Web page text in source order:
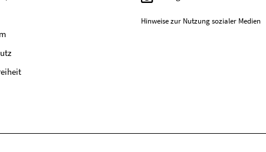
Hinweise zur Nutzung sozialer Medien